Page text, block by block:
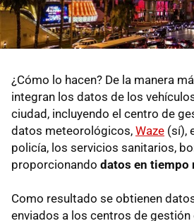
¿Cómo lo hacen? De la manera
integran los datos de los
ciudad, incluyendo el centro de
datos meteorológicos, Waze (sí),
policía, los servicios sanitarios,
proporcionando datos en tiempo
Como resultado se obtienen
enviados a los centros de gestión